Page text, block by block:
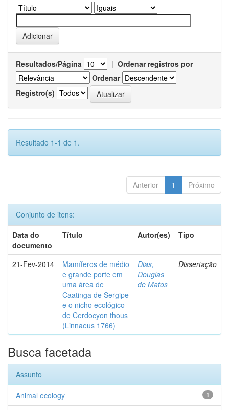
Resultados/Página | Ordenar registros por
Ordenar
Registro(s)
Resultado 1-1 de 1.
Anterior 1 Próximo
Conjunto de itens:
Data do
documento
Título Autor(es) Tipo
21-Fev-2014
Mamíferos de médio
e grande porte em
uma área de
Caatinga de Sergipe
e o nicho ecológico
de Cerdocyon thous
(Linnaeus 1766)
Dias,
Douglas
de Matos
Dissertação
Busca facetada
Assunto
1
Animal ecology